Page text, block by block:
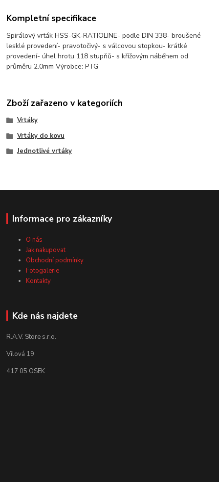
Kompletní specifikace
Spirálový vrták HSS-GK-RATIOLINE- podle DIN 338- broušené
lesklé provedení- pravotočivý- s válcovou stopkou- krátké
provedení- úhel hrotu 118 stupňů- s křížovým náběhem od
průměru 2.0mm Výrobce: PTG
Zboží zařazeno v kategoriích
Vrtáky
Vrtáky do kovu
Jednotlivé vrtáky
Informace pro zákazníky
O nás
Jak nakupovat
Obchodní podmínky
Fotogalerie
Kontakty
Kde nás najdete
R.A.V. Store s.r.o.
Vilová 19
417 05 OSEK